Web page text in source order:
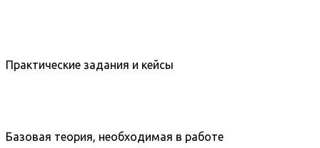
Практические задания и кейсы
Базовая теория, необходимая в работе